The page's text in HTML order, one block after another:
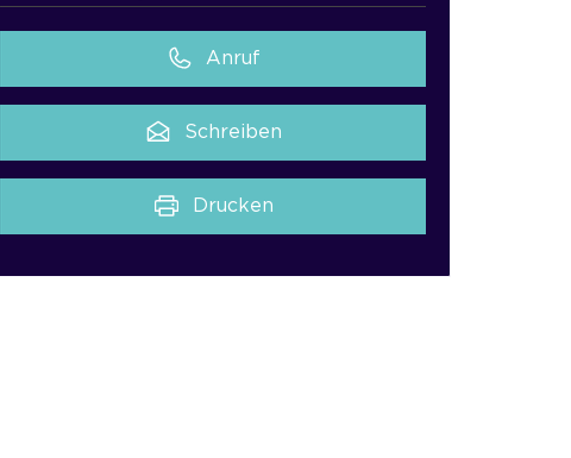
Anruf
Schreiben
Drucken